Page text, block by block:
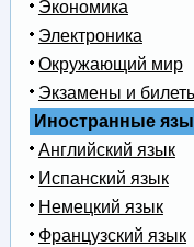
Экономика
Электроника
Окружающий мир
Экзамены и
Иностранные
Английский язык
Испанский язык
Немецкий язык
Французский язык